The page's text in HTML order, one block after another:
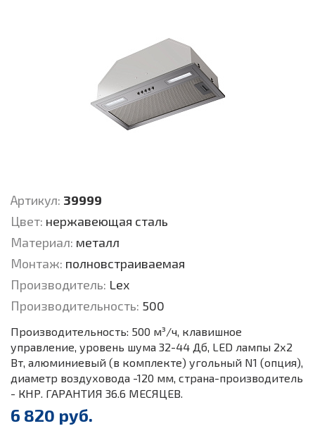
Артикул: 39999
Цвет: нержавеющая сталь
Материал: металл
Монтаж: полновстраиваемая
Производитель: Lex
Производительность: 500
Производительность: 500 м³/ч, клавишное
управление, уровень шума 32-44 Дб, LED лампы 2х2
Вт, алюминиевый (в комплекте) угольный N1 (опция),
диаметр воздуховода -120 мм, страна-производитель
- КНР. ГАРАНТИЯ 36.6 МЕСЯЦЕВ.
6 820 руб.